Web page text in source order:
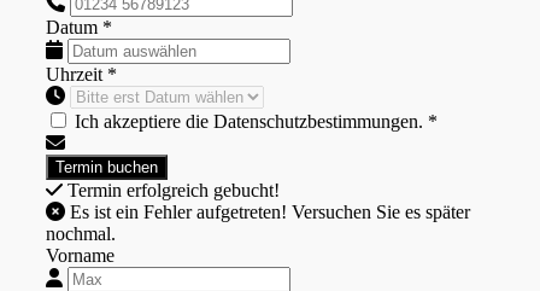
Datum *
Uhrzeit *
Ich akzeptiere die Datenschutzbestimmungen. *
Termin erfolgreich gebucht!
nochmal.
Vorname